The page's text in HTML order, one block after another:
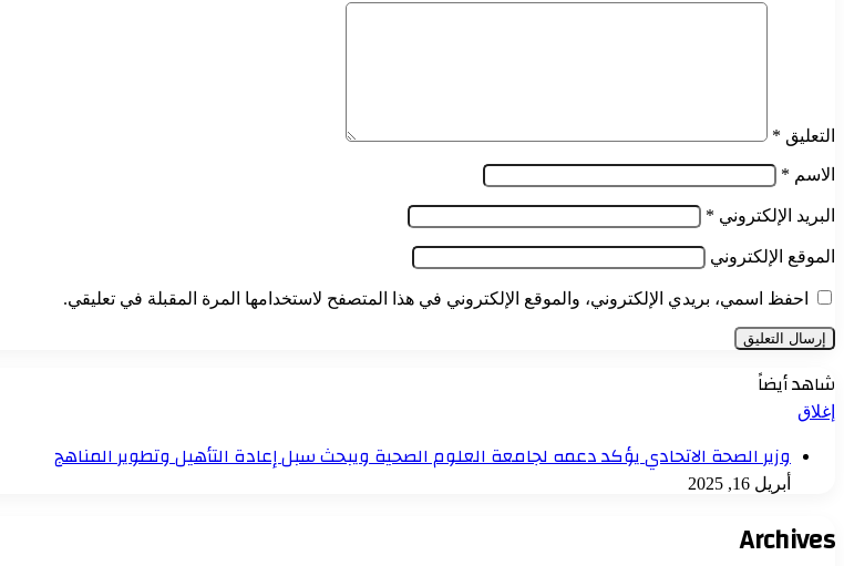
التعليق *
الاسم *
البريد الإلكتروني *
الموقع الإلكتروني
احفظ اسمي، بريدي الإلكتروني، والموقع الإلكتروني في هذا المتصفح لاستخدامها المرة المقبلة في تعليقي.
شاهد أيضاً
إغلاق
وزير الصحة الاتحادي يؤكد دعمه لجامعة العلوم الصحية ويبحث سبل إعادة التأهيل وتطوير المناهج
أبريل 16, 2025
Archives